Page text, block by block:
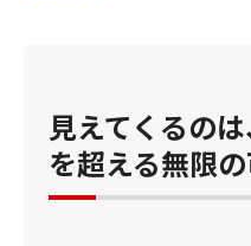
見えてくるの
を超える無限